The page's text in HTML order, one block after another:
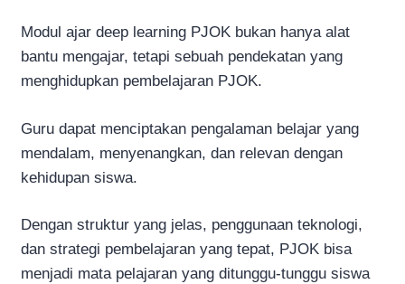
Modul ajar deep learning PJOK bukan hanya alat
bantu mengajar, tetapi sebuah pendekatan yang
menghidupkan pembelajaran PJOK.
Guru dapat menciptakan pengalaman belajar yang
mendalam, menyenangkan, dan relevan dengan
kehidupan siswa.
Dengan struktur yang jelas, penggunaan teknologi,
dan strategi pembelajaran yang tepat, PJOK bisa
menjadi mata pelajaran yang ditunggu-tunggu siswa